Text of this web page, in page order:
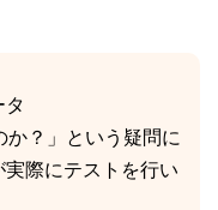
タ
か？」という疑問に
際にテストを行い